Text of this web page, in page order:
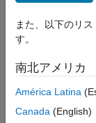
Modeling
Communication
Description
Settings
Add-On
Platformsadd-
transport layer
また、以下のリ
す。
南北アメリカ
América Latina
Canada (English)